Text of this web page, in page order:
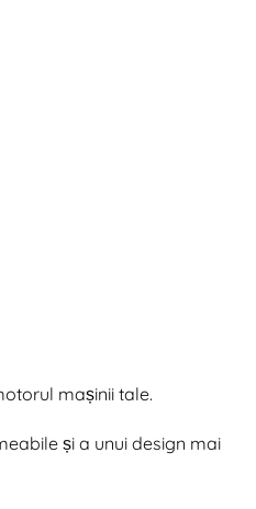
mașinii tale.
și a unui design mai